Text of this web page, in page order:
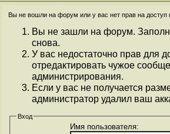
Вы не вошли на форум или у вас нет прав на доступ
Вы не зашли на форум.
снова.
У вас недостаточно прав для
отредактировать чужое
администрирования.
Если у вас не получается
администратор удалил ваш
Вход
Имя пользователя: